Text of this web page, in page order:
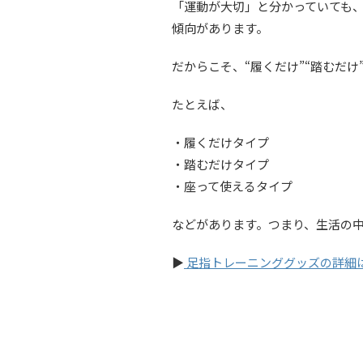
「運動が大切」と分かっていて
傾向があります。
だからこそ、“履くだけ”“踏むだ
たとえば、
・履くだけタイプ
・踏むだけタイプ
・座って使えるタイプ
などがあります。つまり、生活の
▶ 足指トレーニンググッズの詳細